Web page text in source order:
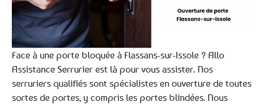
Face à une porte bloquée à Flassans-sur-Issole ? Allo
Assistance Serrurier est là pour vous assister. Nos
serruriers qualifiés sont spécialistes en ouverture de toutes
sortes de portes, y compris les portes blindées. Nous